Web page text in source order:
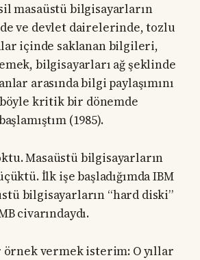
masaüstü bilgisayarların
ve devlet dairelerinde, tozlu
içinde saklanan bilgileri,
bilgisayarları ağ şeklinde
arasında bilgi paylaşımını
böyle kritik bir dönemde
(1985).
Masaüstü bilgisayarların
İlk işe başladığımda IBM
bilgisayarların “hard diski”
civarındaydı.
vermek isterim: O yıllar